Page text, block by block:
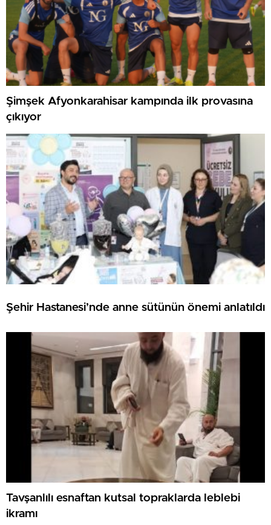
Şimşek Afyonkarahisar kampında ilk provasına
çıkıyor
Şehir Hastanesi’nde anne sütünün önemi anlatıldı
Tavşanlılı esnaftan kutsal topraklarda leblebi
ikramı